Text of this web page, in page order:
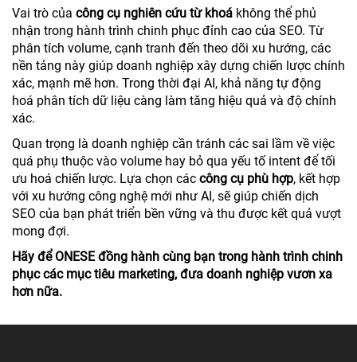
Vai trò của công cụ nghiên cứu từ khoá không thể phủ
nhận trong hành trình chinh phục đỉnh cao của SEO. Từ
phân tích volume, cạnh tranh đến theo dõi xu hướng, các
nền tảng này giúp doanh nghiệp xây dựng chiến lược chính
xác, mạnh mẽ hơn. Trong thời đại AI, khả năng tự động
hoá phân tích dữ liệu càng làm tăng hiệu quả và độ chính
xác.
Quan trọng là doanh nghiệp cần tránh các sai lầm về việc
quá phụ thuộc vào volume hay bỏ qua yếu tố intent để tối
ưu hoá chiến lược. Lựa chọn các công cụ phù hợp, kết hợp
với xu hướng công nghệ mới như AI, sẽ giúp chiến dịch
SEO của bạn phát triển bền vững và thu được kết quả vượt
mong đợi.
Hãy để ONESE đồng hành cùng bạn trong hành trình chinh
phục các mục tiêu marketing, đưa doanh nghiệp vươn xa
hơn nữa.